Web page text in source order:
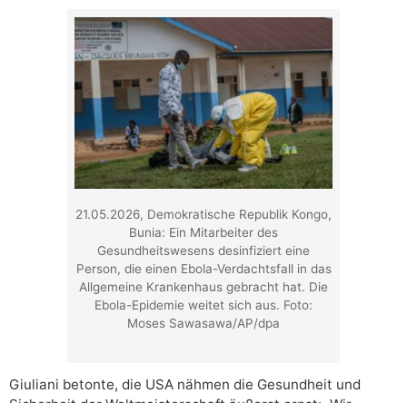
21.05.2026, Demokratische Republik Kongo,
Bunia: Ein Mitarbeiter des
Gesundheitswesens desinfiziert eine
Person, die einen Ebola-Verdachtsfall in das
Allgemeine Krankenhaus gebracht hat. Die
Ebola-Epidemie weitet sich aus. Foto:
Moses Sawasawa/AP/dpa
Giuliani betonte, die USA nähmen die Gesundheit und